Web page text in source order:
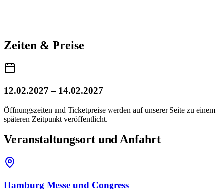
Zeiten & Preise
12.02.2027 – 14.02.2027
Öffnungszeiten und Ticketpreise werden auf unserer Seite zu einem
späteren Zeitpunkt veröffentlicht.
Veranstaltungsort und Anfahrt
Hamburg Messe und Congress